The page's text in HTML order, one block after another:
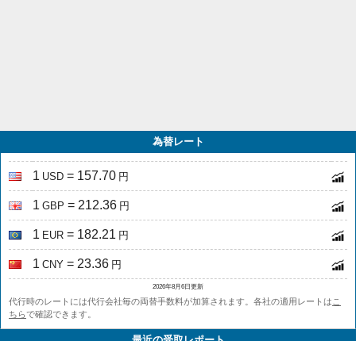
為替レート
1 USD = 157.70 円
1 GBP = 212.36 円
1 EUR = 182.21 円
1 CNY = 23.36 円
2026年8月6日更新
代行時のレートには代行会社毎の両替手数料が加算されます。各社の適用レートは こ
ちらで確認できます。